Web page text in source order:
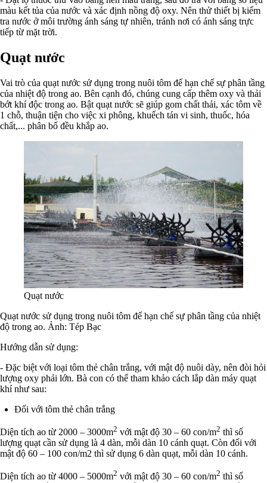
màu kết tủa của nước và xác định nồng độ oxy. Nên thử thiết bị kiểm
tra nước ở môi trường ánh sáng tự nhiên, tránh nơi có ánh sáng trực
tiếp từ mặt trời.
Quạt nước
Vai trò của quạt nước sử dụng trong nuôi tôm để hạn chế sự phân tầng
của nhiệt độ trong ao. Bên cạnh đó, chúng cung cấp thêm oxy và thải
bớt khí độc trong ao. Bật quạt nước sẽ giúp gom chất thải, xác tôm về
1 chỗ, thuận tiện cho việc xi phông, khuếch tán vi sinh, thuốc, hóa
chất,... phân bố đều khắp ao.
Quạt nước
Quạt nước sử dụng trong nuôi tôm để hạn chế sự phân tầng của nhiệt
độ trong ao. Ảnh: Tép Bạc
Hướng dẫn sử dụng:
- Đặc biệt với loại tôm thẻ chân trắng, với mật độ nuôi dày, nên đòi hỏi
lượng oxy phải lớn. Bà con có thể tham khảo cách lắp dàn máy quạt
khí như sau:
Đối với tôm thẻ chân trắng
Diện tích ao từ 2000 – 3000m2 với mật độ 30 – 60 con/m2 thì số
lượng quạt cần sử dụng là 4 dàn, mỗi dàn 10 cánh quạt. Còn đối với
mật độ 60 – 100 con/m2 thì sử dụng 6 dàn quạt, mỗi dàn 10 cánh.
Diện tích ao từ 4000 – 5000m2 với mật độ 30 – 60 con/m2 thì số